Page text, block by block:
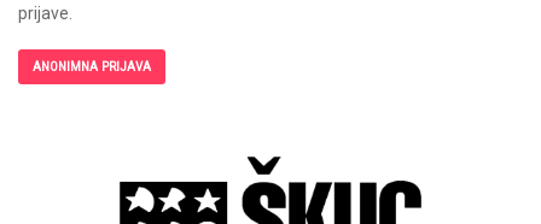
prijave.
ANONIMNA PRIJAVA